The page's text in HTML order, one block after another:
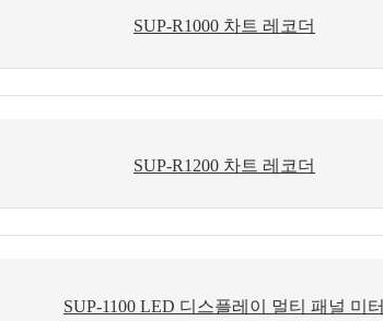
SUP-R1000 차트 레코더
SUP-R1200 차트 레코더
SUP-1100 LED 디스플레이 멀티 패널 미터